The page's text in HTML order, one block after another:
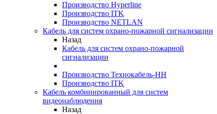
Производство Hyperline
Производство ITK
Производство NETLAN
Кабель для систем охрано-пожарной сигнализации
Назад
Кабель для систем охрано-пожарной
сигнализации
Производство Технокабель-НН
Производство ITK
Кабель комбинированный для систем
видеонаблюдения
Назад